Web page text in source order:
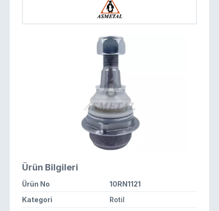
Ürün Bilgileri
Ürün No
10RN1121
Kategori
Rotil